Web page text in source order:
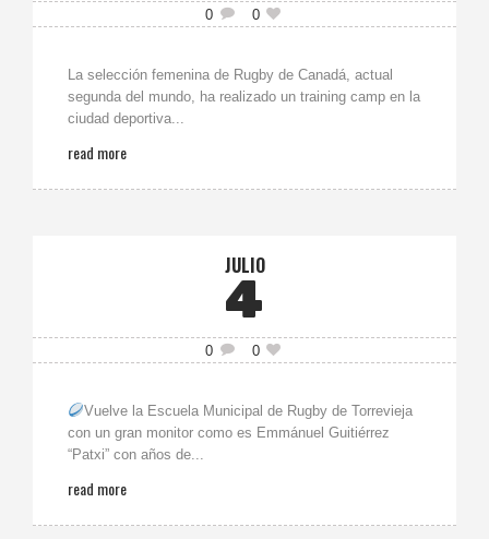
0 0
La selección femenina de Rugby de Canadá, actual
segunda del mundo, ha realizado un training camp en la
ciudad deportiva...
read more
JULIO
4
0 0
Vuelve la Escuela Municipal de Rugby de Torrevieja
con un gran monitor como es Emmánuel Guitiérrez
“Patxi” con años de...
read more